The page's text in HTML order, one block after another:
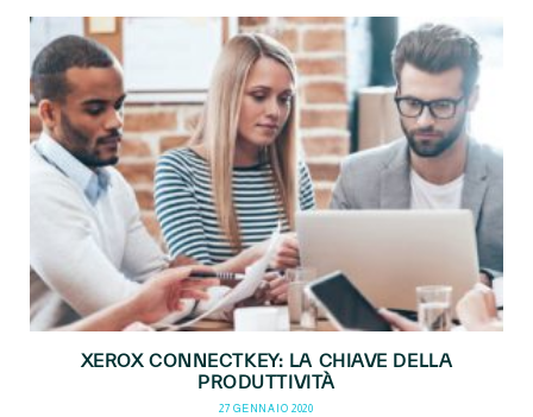
XEROX CONNECTKEY: LA CHIAVE DELLA
PRODUTTIVITÀ
27 GENNAIO 2020